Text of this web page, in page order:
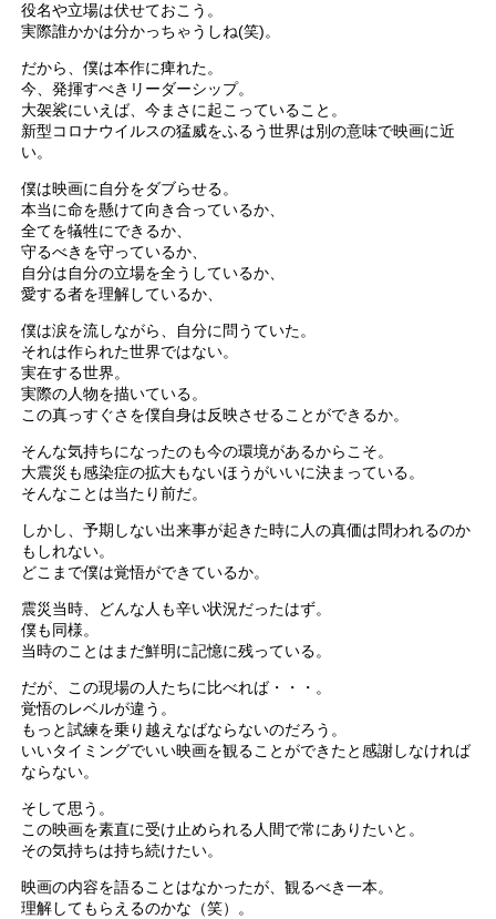
役名や立場は伏せておこう。
実際誰かかは分かっちゃうしね(笑)。
だから、僕は本作に痺れた。
今、発揮すべきリーダーシップ。
大袈裟にいえば、今まさに起こっていること。
新型コロナウイルスの猛威をふるう世界は別の意味で映画に近
い。
僕は映画に自分をダブらせる。
本当に命を懸けて向き合っているか、
全てを犠牲にできるか、
守るべきを守っているか、
自分は自分の立場を全うしているか、
愛する者を理解しているか、
僕は涙を流しながら、自分に問うていた。
それは作られた世界ではない。
実在する世界。
実際の人物を描いている。
この真っすぐさを僕自身は反映させることができるか。
そんな気持ちになったのも今の環境があるからこそ。
大震災も感染症の拡大もないほうがいいに決まっている。
そんなことは当たり前だ。
しかし、予期しない出来事が起きた時に人の真価は問われるのか
もしれない。
どこまで僕は覚悟ができているか。
震災当時、どんな人も辛い状況だったはず。
僕も同様。
当時のことはまだ鮮明に記憶に残っている。
だが、この現場の人たちに比べれば・・・。
覚悟のレベルが違う。
もっと試練を乗り越えなばならないのだろう。
いいタイミングでいい映画を観ることができたと感謝しなければ
ならない。
そして思う。
この映画を素直に受け止められる人間で常にありたいと。
その気持ちは持ち続けたい。
映画の内容を語ることはなかったが、観るべき一本。
理解してもらえるのかな（笑）。